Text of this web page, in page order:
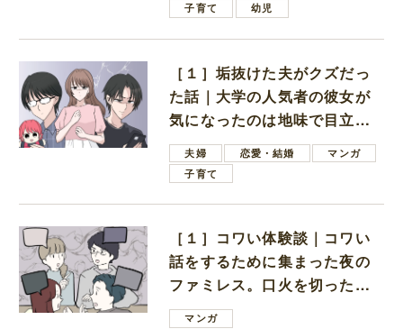
子育て
幼児
［１］垢抜けた夫がクズだっ
た話｜大学の人気者の彼女が
気になったのは地味で目立た
ない男子学生
夫婦 恋愛・結婚
マンガ
子育て
［１］コワい体験談｜コワい
話をするために集まった夜の
ファミレス。口火を切ったの
は電車好きの男の子ママ
マンガ